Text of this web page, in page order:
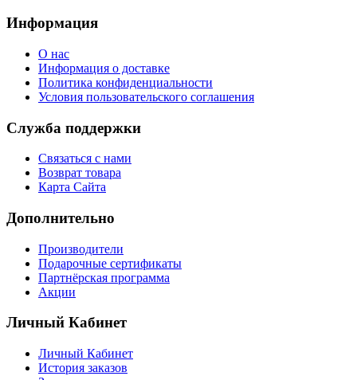
Информация
О нас
Информация о доставке
Политика конфиденциальности
Условия пользовательского соглашения
Служба поддержки
Связаться с нами
Возврат товара
Карта Сайта
Дополнительно
Производители
Подарочные сертификаты
Партнёрская программа
Акции
Личный Кабинет
Личный Кабинет
История заказов